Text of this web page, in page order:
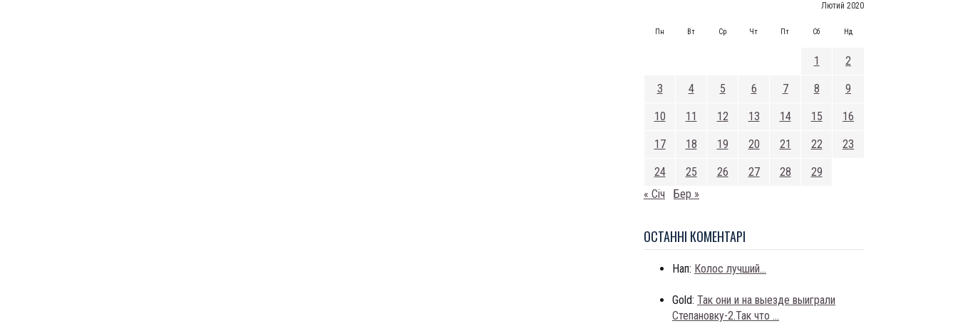
Лютий 2020
Пн Вт Ср Чт Пт Сб Нд
1 2
3 4 5 6 7 8 9
10 11 12 13 14 15 16
17 18 19 20 21 22 23
24 25 26 27 28
29
« Січ
Бер »
ОСТАННI КОМЕНТАРI
Нап: Колос лучший...
Gold: Так они и на выезде выиграли
Степановку-2.Так что ...